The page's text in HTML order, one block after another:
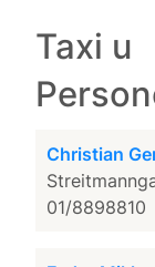
Taxi u
Christian
01/8898810